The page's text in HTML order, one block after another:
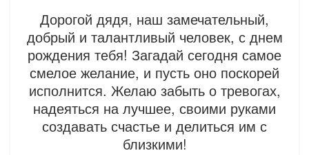
Дорогой дядя, наш замечательный,
добрый и талантливый человек, с днем
рождения тебя! Загадай сегодня самое
смелое желание, и пусть оно поскорей
исполнится. Желаю забыть о тревогах,
надеяться на лучшее, своими руками
создавать счастье и делиться им с
близкими!